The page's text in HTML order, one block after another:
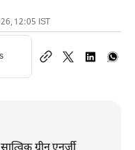
12:05 IST